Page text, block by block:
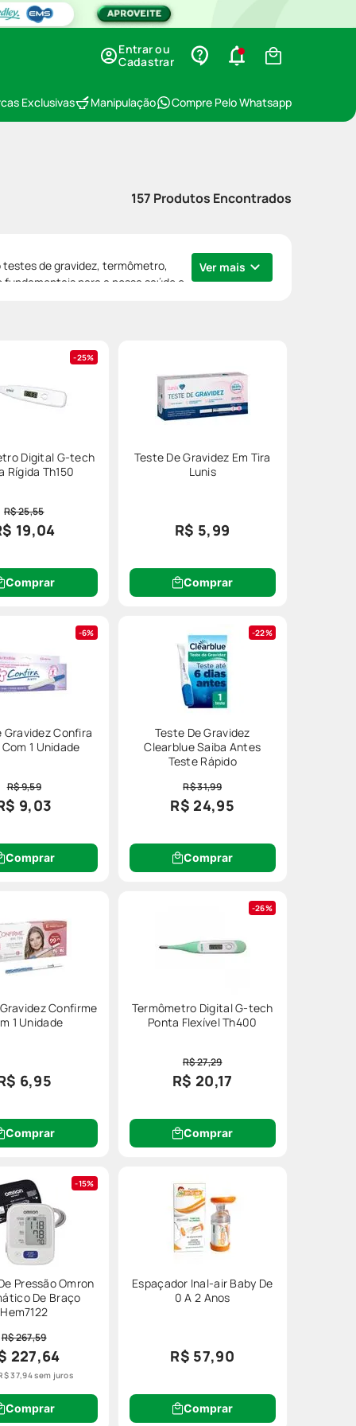
Entrar ou
Cadastrar
Exclusivas Manipulação Compre Pelo Whatsapp
157 Produtos Encontrados
de gravidez, termômetro,
para a nossa saúde e
saber mais sobre o que você vai
você acha métodos sensíveis que
até seis dias antes do atraso
e demais variações de
necessário fazer a
nada!
possuem diferenças entre si.
com a Preço Popular!
e rápida, sem precisar se
de pressão arterial
não vai ficar desfalcada.
Ver mais
25%
Digital G-tech
Rígida Th150
R$ 25,55
19,04
Comprar
Teste De Gravidez Em Tira
Lunis
R$ 5,99
Comprar
6%
Gravidez Confira
1 Unidade
R$ 9,59
9,03
Comprar
22%
Teste De Gravidez
Clearblue Saiba Antes
Teste Rápido
R$ 31,99
R$ 24,95
Comprar
Confirme
1 Unidade
6,95
Comprar
26%
Termômetro Digital G-tech
Ponta Flexível Th400
R$ 27,29
R$ 20,17
Comprar
15%
Pressão Omron
De Braço
Hem7122
R$ 267,59
227,64
37,94sem juros
Comprar
Espaçador Inal-air Baby De
0 A 2 Anos
R$ 57,90
Comprar